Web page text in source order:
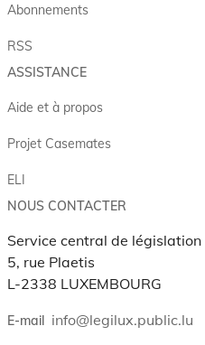
Abonnements
RSS
ASSISTANCE
Aide et à propos
Projet Casemates
ELI
NOUS CONTACTER
Service central de législation
5, rue Plaetis
L-2338 LUXEMBOURG
E-mail info@legilux.public.lu